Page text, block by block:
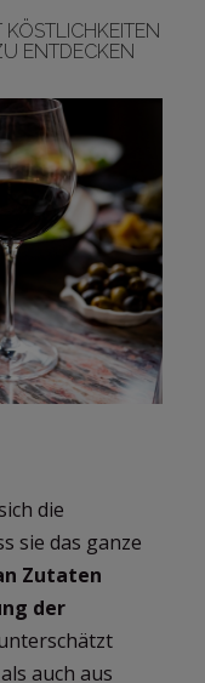
ENTDECKEN
die
sie das ganze
Zutaten
der
auch aus